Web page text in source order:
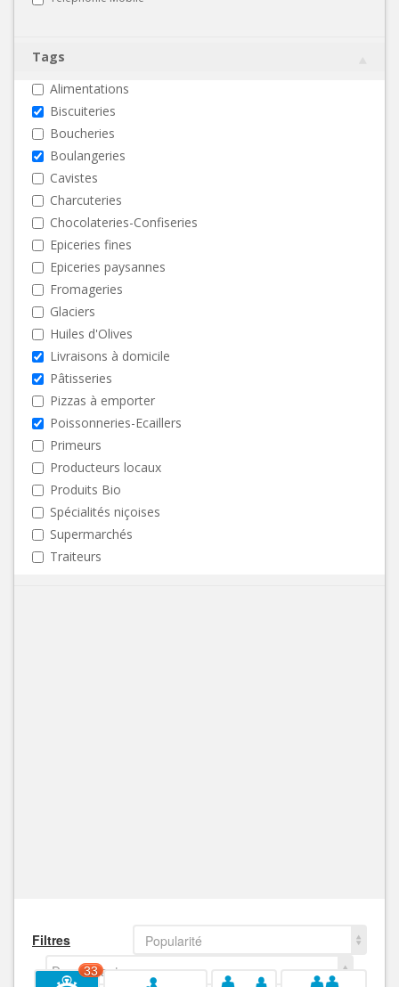
Tags
Alimentations
Biscuiteries
Boucheries
Boulangeries
Cavistes
Charcuteries
Chocolateries-Confiseries
Epiceries fines
Epiceries paysannes
Fromageries
Glaciers
Huiles d'Olives
Livraisons à domicile
Pâtisseries
Pizzas à emporter
Poissonneries-Ecaillers
Primeurs
Producteurs locaux
Produits Bio
Spécialités niçoises
Supermarchés
Traiteurs
Filtres
Popularité
Decroissant
33